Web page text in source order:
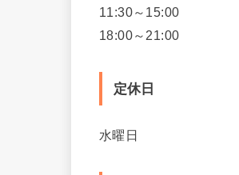
11:30～15:00
18:00～21:00
定休日
水曜日